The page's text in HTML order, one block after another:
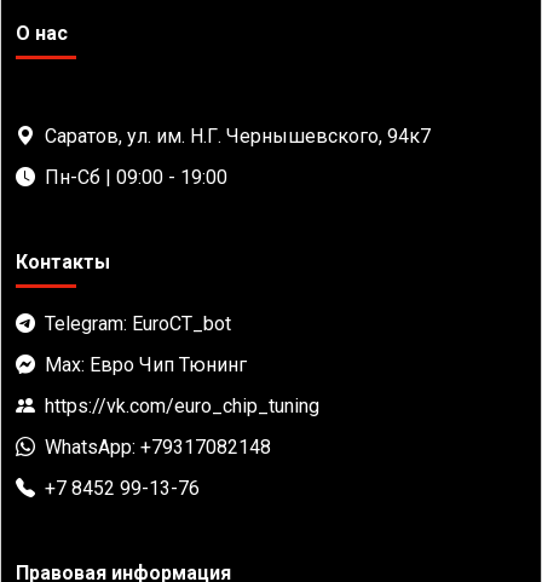
О нас
Саратов, ул. им. Н.Г. Чернышевского, 94к7
Пн-Сб | 09:00 - 19:00
Контакты
Telegram: EuroCT_bot
Max: Евро Чип Тюнинг
https://vk.com/euro_chip_tuning
WhatsApp: +79317082148
+7 8452 99-13-76
Правовая информация